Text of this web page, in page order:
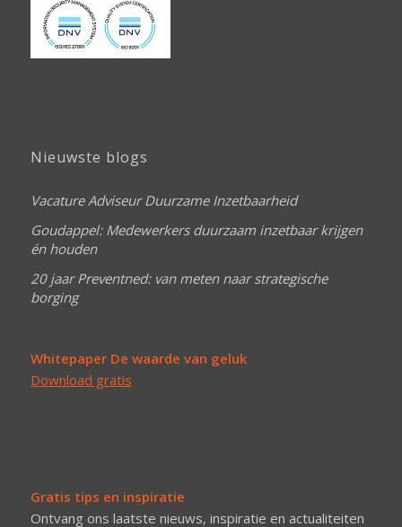
Nieuwste blogs
Vacature Adviseur Duurzame Inzetbaarheid
Goudappel: Medewerkers duurzaam inzetbaar krijgen
én houden
20 jaar Preventned: van meten naar strategische
borging
Whitepaper De waarde van geluk
Download gratis
Gratis tips en inspiratie
Ontvang ons laatste nieuws, inspiratie en actualiteiten